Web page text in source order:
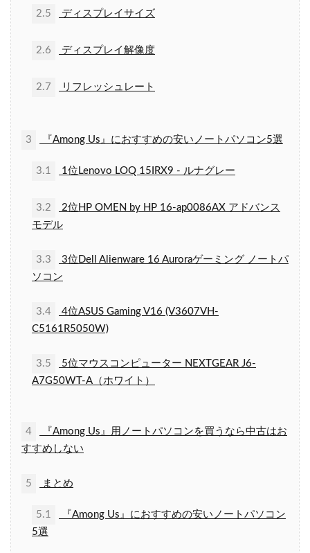
2.5 ディスプレイサイズ
2.6 ディスプレイ解像度
2.7 リフレッシュレート
3 『Among Us』におすすめの安いノートパソコン5選
3.1 1位Lenovo LOQ 15IRX9 - ルナグレー
3.2
2位HP OMEN by HP 16-ap0086AX アドバンス
モデル
3.3
3位Dell Alienware 16 Auroraゲーミング ノートパ
ソコン
3.4
4位ASUS Gaming V16 (V3607VH-
C5161R5050W)
3.5
5位マウスコンピューター NEXTGEAR J6-
A7G50WT-A（ホワイト）
4
『Among Us』用ノートパソコンを買うなら中古はお
すすめしない
5 まとめ
5.1
『Among Us』におすすめの安いノートパソコン
5選